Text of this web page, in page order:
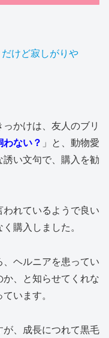
けど寂しがりや
かけは、友人のブリ
ない？ 」と、動物愛
い文句で、購入を勧
れているようで良い
購入しました。
ヘルニアを患ってい
、と知らせてくれな
います。
、成長につれて黒毛